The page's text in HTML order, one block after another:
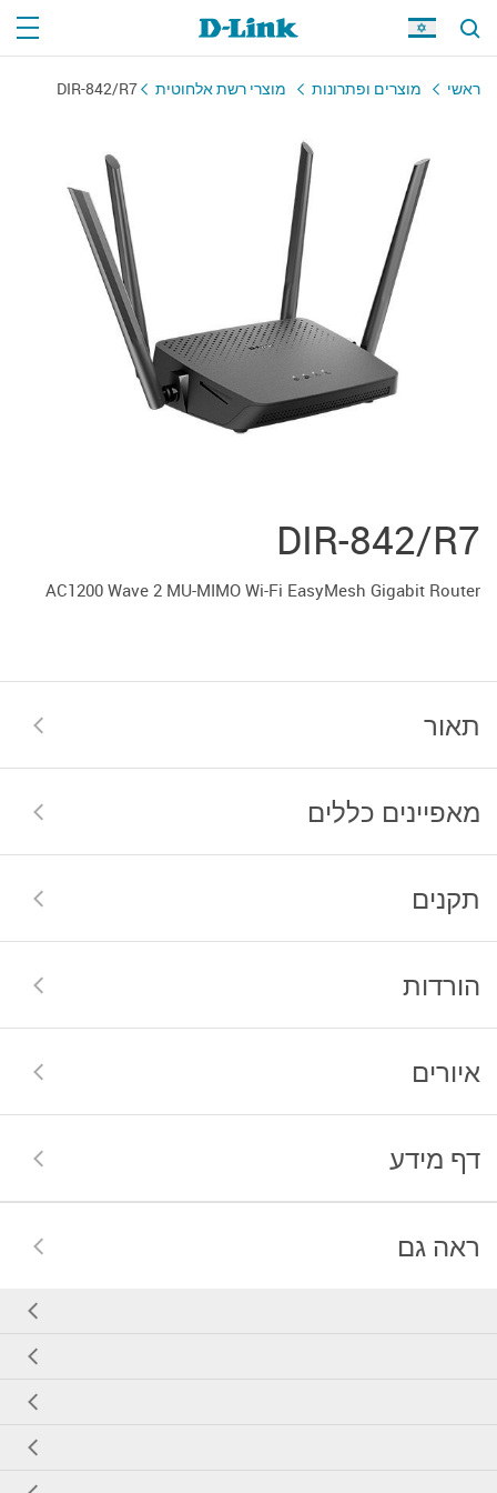
ראשי מוצרים ופתרונות מוצרי רשת אלחוטית DIR-842/R7
DIR-842/R7
AC1200 Wave 2 MU-MIMO Wi-Fi EasyMesh Gigabit Router
תאור
מאפיינים כללים
תקנים
הורדות
איורים
דף מידע
ראה גם